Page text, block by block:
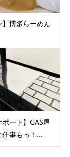
】博多らーめん
ポート】GAS屋
仕事もっ！...